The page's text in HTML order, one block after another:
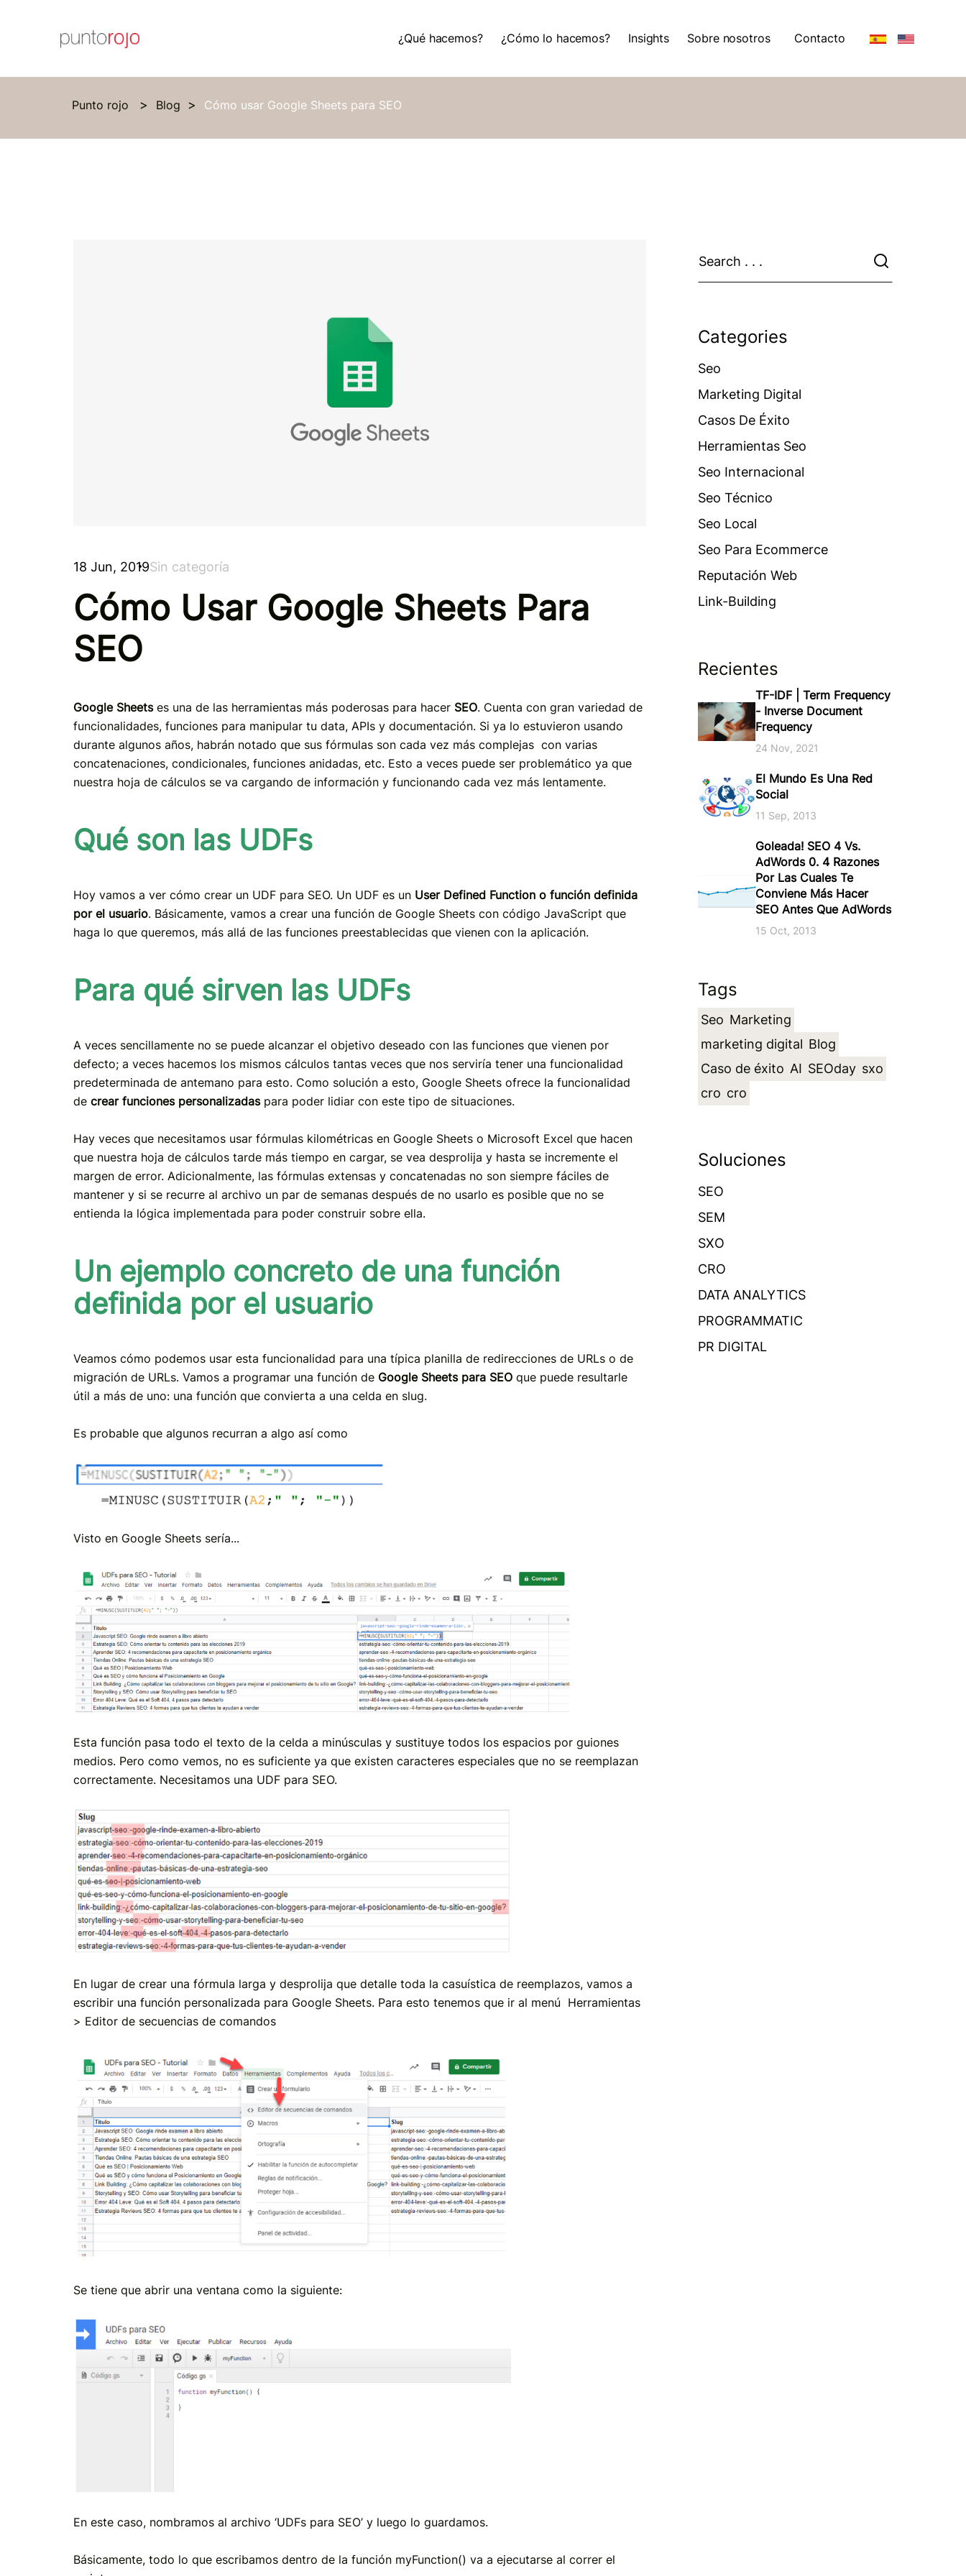
¿Qué hacemos?
¿Cómo lo hacemos?
Insights
Sobre nosotros
Contacto
Punto rojo Blog Cómo usar Google Sheets para SEO
18 Jun, 2019Sin categoría
Cómo Usar Google Sheets Para
SEO
Google Sheetses una de las herramientas más poderosas para hacer SEO. Cuenta con gran variedad de
funcionalidades, funciones para manipular tu data, APIs y documentación. Si ya lo estuvieron usando
durante algunos años, habrán notado que sus fórmulas son cada vez más complejas con varias
concatenaciones, condicionales, funciones anidadas, etc. Esto a veces puede ser problemático ya que
nuestra hoja de cálculos se va cargando de información y funcionando cada vez más lentamente.
Qué son las UDFs
Hoy vamos a ver cómo crear un UDF para SEO. Un UDF es un User Defined Function o función definida
por el usuario. Básicamente, vamos a crear una función de Google Sheets con código JavaScript que
haga lo que queremos, más allá de las funciones preestablecidas que vienen con la aplicación.
Para qué sirven las UDFs
A veces sencillamente no se puede alcanzar el objetivo deseado con las funciones que vienen por
defecto; a veces hacemos los mismos cálculos tantas veces que nos serviría tener una funcionalidad
predeterminada de antemano para esto. Como solución a esto, Google Sheets ofrece la funcionalidad
de crear funciones personalizadaspara poder lidiar con este tipo de situaciones.
Hay veces que necesitamos usar fórmulas kilométricas en Google Sheets o Microsoft Excel que hacen
que nuestra hoja de cálculos tarde más tiempo en cargar, se vea desprolija y hasta se incremente el
margen de error. Adicionalmente, las fórmulas extensas y concatenadas no son siempre fáciles de
mantener y si se recurre al archivo un par de semanas después de no usarlo es posible que no se
entienda la lógica implementada para poder construir sobre ella.
Un ejemplo concreto de una función
definida por el usuario
Veamos cómo podemos usar esta funcionalidad para una típica planilla de redirecciones de URLs o de
migración de URLs. Vamos a programar una función de Google Sheets para SEO que puede resultarle
útil a más de uno: una función que convierta a una celda en slug.
Es probable que algunos recurran a algo así como
Visto en Google Sheets sería...
Esta función pasa todo el texto de la celda a minúsculas y sustituye todos los espacios por guiones
medios. Pero como vemos, no es suficiente ya que existen caracteres especiales que no se reemplazan
correctamente. Necesitamos una UDF para SEO.
En lugar de crear una fórmula larga y desprolija que detalle toda la casuística de reemplazos, vamos a
escribir una función personalizada para Google Sheets. Para esto tenemos que ir al menú Herramientas
> Editor de secuencias de comandos
Se tiene que abrir una ventana como la siguiente:
En este caso, nombramos al archivo ‘UDFs para SEO’ y luego lo guardamos.
Básicamente, todo lo que escribamos dentro de la función myFunction() va a ejecutarse al correr el
Categories
Seo
Marketing Digital
Casos De Éxito
Herramientas Seo
Seo Internacional
Seo Técnico
Seo Local
Seo Para Ecommerce
Reputación Web
Link-Building
Recientes
TF-IDF | Term Frequency
- Inverse Document
Frequency
24 Nov, 2021
El Mundo Es Una Red
Social
11 Sep, 2013
Goleada! SEO 4 Vs.
AdWords 0. 4 Razones
Por Las Cuales Te
Conviene Más Hacer
SEO Antes Que AdWords
15 Oct, 2013
Tags
Seo Marketing
marketing digital Blog
Caso de éxito AI SEOday sxo
cro cro
Soluciones
SEO
SEM
SXO
CRO
DATA ANALYTICS
PROGRAMMATIC
PR DIGITAL